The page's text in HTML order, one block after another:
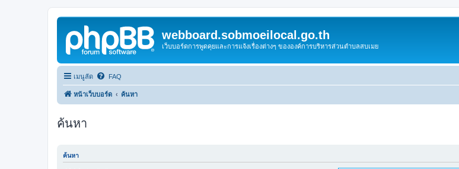
webboard.sobmoeilocal.go.th
เว็บบอร์ดการพูดคุยและการแจ้งเรื่องต่างๆ ขององค์การบริหารส่วนตำบลสบเมย
เมนูลัด FAQ
หน้าเว็บบอร์ด ค้นหา
ค้นหา
ค้นหา